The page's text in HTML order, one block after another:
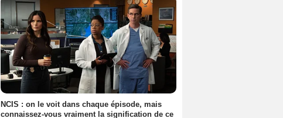
NCIS : on le voit dans chaque épisode, mais
connaissez-vous vraiment la signification de ce